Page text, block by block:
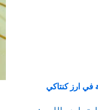
في ارز كنتاكي